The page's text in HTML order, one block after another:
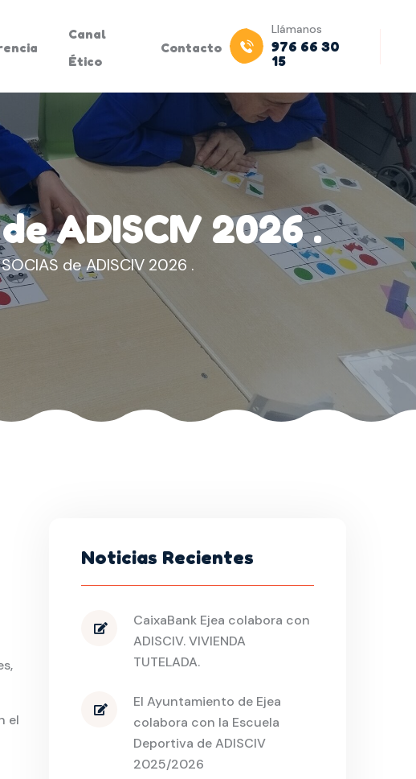
Canal
Ético
Contacto
Llámanos
976 66 30
15
ADISCIV 2026 .
de ADISCIV 2026 .
el
Noticias Recientes
CaixaBank Ejea colabora con
ADISCIV. VIVIENDA
TUTELADA.
El Ayuntamiento de Ejea
colabora con la Escuela
Deportiva de ADISCIV
2025/2026